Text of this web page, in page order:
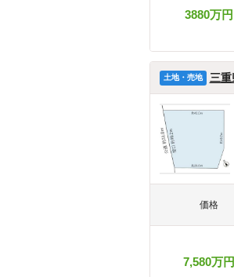
3880万円
土地・売地 三
価格
7,580万円